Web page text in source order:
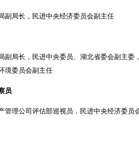
长，民进中央经济委员会副主任
长，民进中央委员、湖北省委会副主委
境委员会副主任
员
公司评估部巡视员，民进中央经济委员